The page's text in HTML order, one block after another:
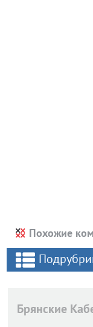
Похожие
Брянские